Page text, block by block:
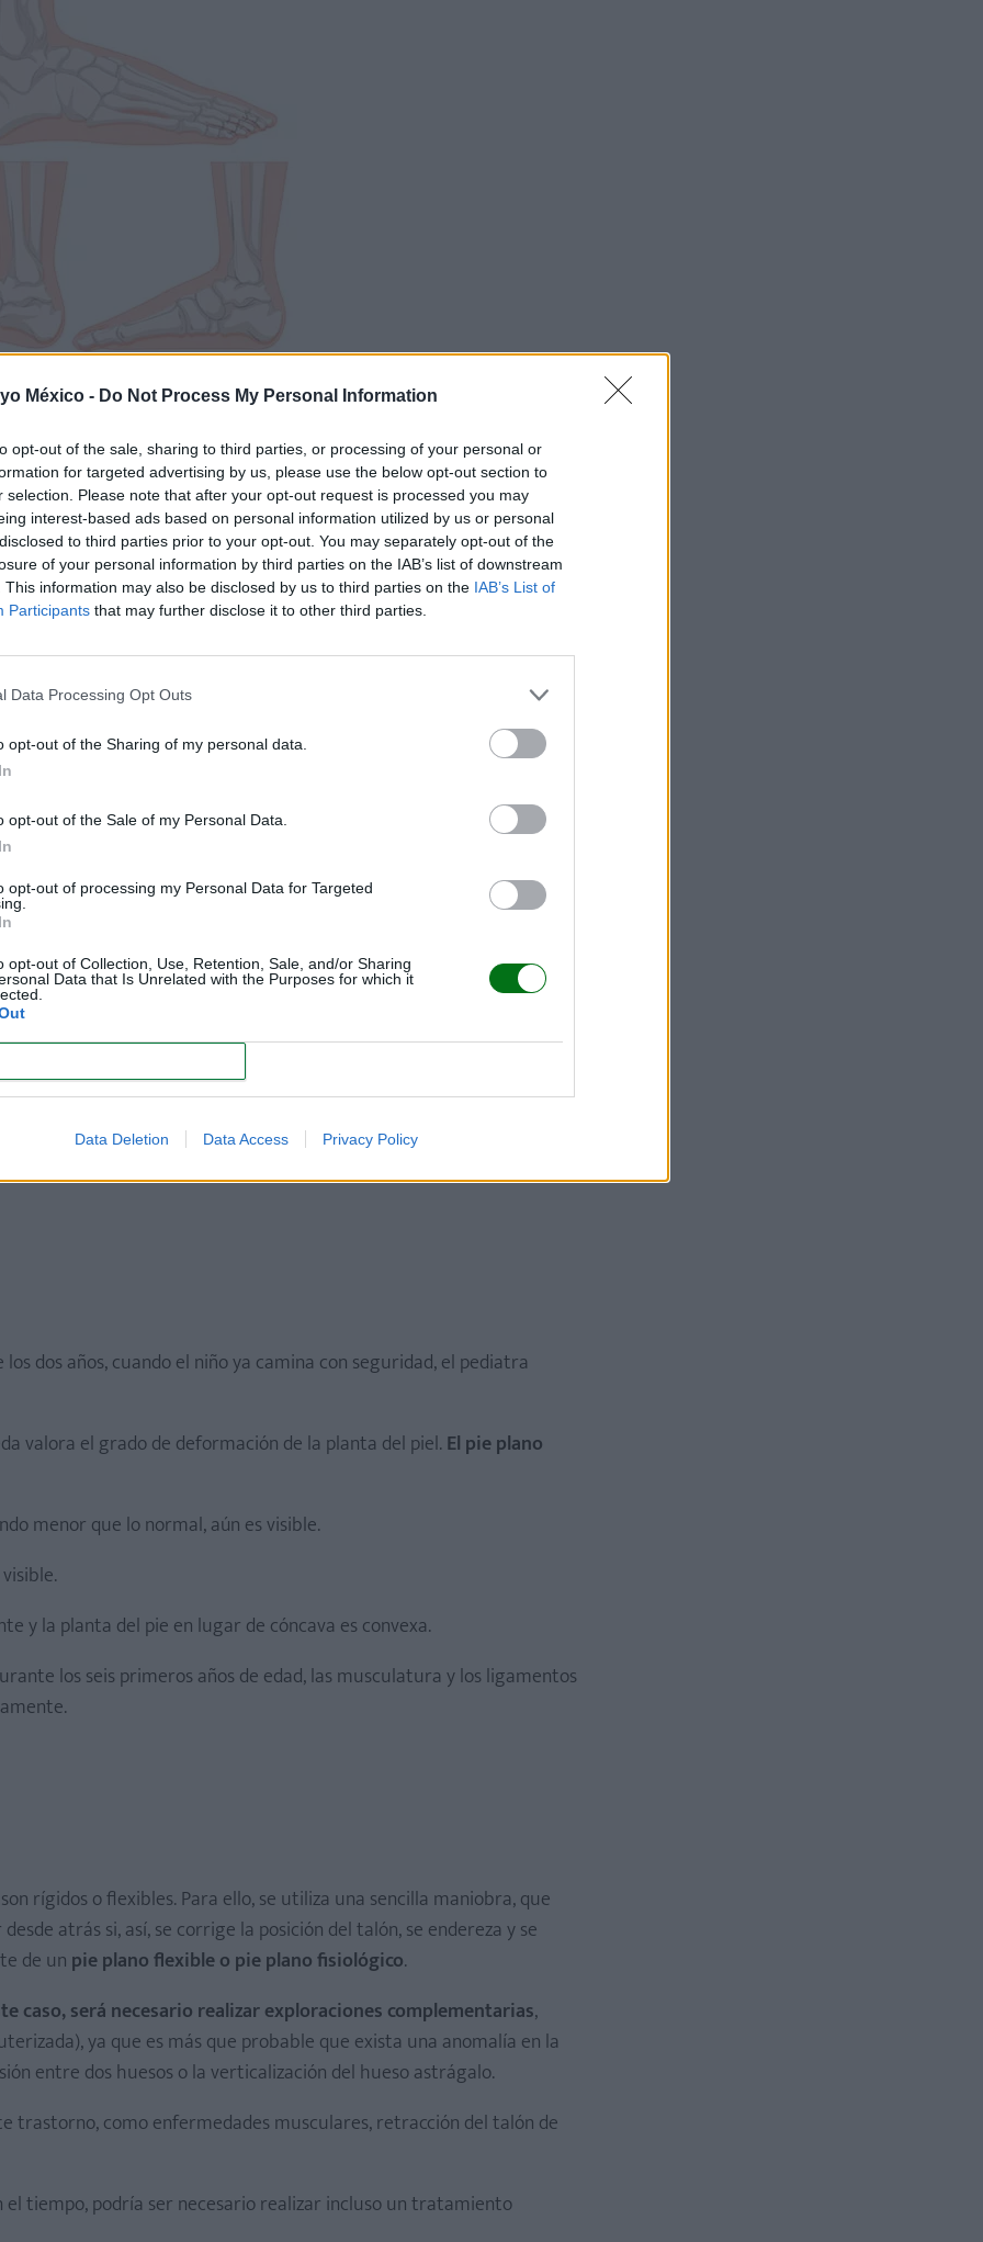
México - Do Not Process My Personal Information
opt-out of the sale, sharing to third parties, or processing of your personal or
for targeted advertising by us, please use the below opt-out section to
selection. Please note that after your opt-out request is processed you may
interest-based ads based on personal information utilized by us or personal
to third parties prior to your opt-out. You may separately opt-out of the
of your personal information by third parties on the IAB’s list of downstream
This information may also be disclosed by us to third parties on the IAB’s List of
Participants that may further disclose it to other third parties.
Data Processing Opt Outs
opt-out of the Sharing of my personal data.
opt-out of the Sale of my Personal Data.
opt-out of processing my Personal Data for Targeted
opt-out of Collection, Use, Retention, Sale, and/or Sharing
Data that Is Unrelated with the Purposes for which it
Data Deletion Data Access Privacy Policy
baja, la bóveda plantar.
Este trastorno se une siempre a un talón
observa que los talones están desviados hacia fuera, como caídos.
los talones es lo que da la entidad a los pies planos, aunque no exista
de edad tiene una tendencia espontánea a la "curación". Esto se
y tobillos, y de los ligamentos de la zona.
dos años, cuando el niño ya camina con seguridad, el pediatra
valora el grado de deformación de la planta del piel.El pie plano
menor que lo normal, aún es visible.
y la planta del pie en lugar de cóncava es convexa.
los seis primeros años de edad, las musculatura y los ligamentos
rígidos o flexibles. Para ello, se utiliza una sencilla maniobra, que
atrás si, así, se corrige la posición del talón, se endereza y se
de un pie plano flexible o pie plano fisiológico.
caso, será necesario realizar exploraciones complementarias,
ya que es más que probable que exista una anomalía en la
entre dos huesos o la verticalización del hueso astrágalo.
como enfermedades musculares, retracción del talón de
el tiempo, podría ser necesario realizar incluso un tratamiento